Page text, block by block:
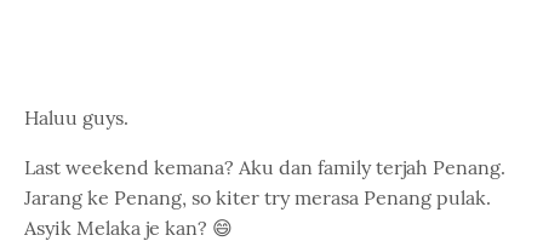
Haluu guys.
Last weekend kemana? Aku dan family terjah Penang.
Jarang ke Penang, so kiter try merasa Penang pulak.
Asyik Melaka je kan? 😄